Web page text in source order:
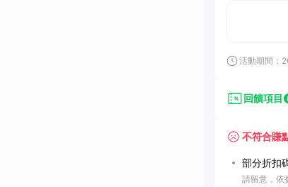
活動期間：
回饋項目
不符合賺
部分折扣
請留意，依